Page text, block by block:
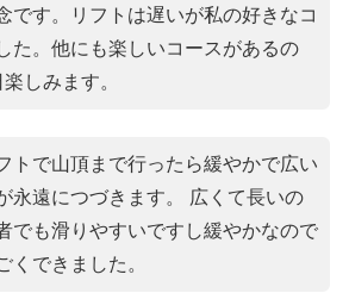
です。リフトは遅いが私の好きなコ
た。他にも楽しいコースがあるの
しみます。
トで山頂まで行ったら緩やかで広い
永遠につづきます。 広くて長いの
でも滑りやすいですし緩やかなので
くできました。